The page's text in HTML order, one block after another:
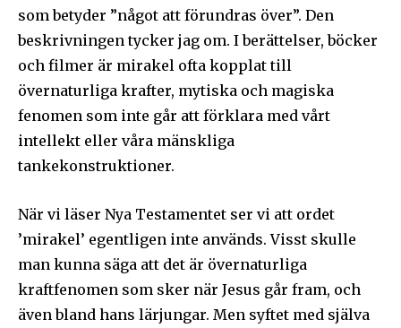
som betyder ”något att förundras över”. Den
beskrivningen tycker jag om. I berättelser, böcker
och filmer är mirakel ofta kopplat till
övernaturliga krafter, mytiska och magiska
fenomen som inte går att förklara med vårt
intellekt eller våra mänskliga
tankekonstruktioner.
När vi läser Nya Testamentet ser vi att ordet
’mirakel’ egentligen inte används. Visst skulle
man kunna säga att det är övernaturliga
kraftfenomen som sker när Jesus går fram, och
även bland hans lärjungar. Men syftet med själva